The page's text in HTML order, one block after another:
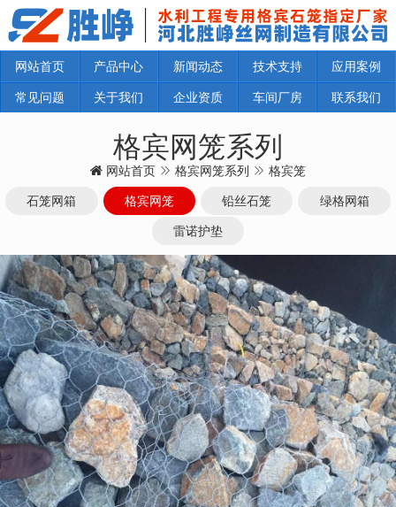
网站首页 产品中心 新闻动态 技术支持 应用案例
常见问题 关于我们 企业资质 车间厂房 联系我们
格宾网笼系列
网站首页 格宾网笼系列 格宾笼
石笼网箱 格宾网笼 铅丝石笼 绿格网箱
雷诺护垫